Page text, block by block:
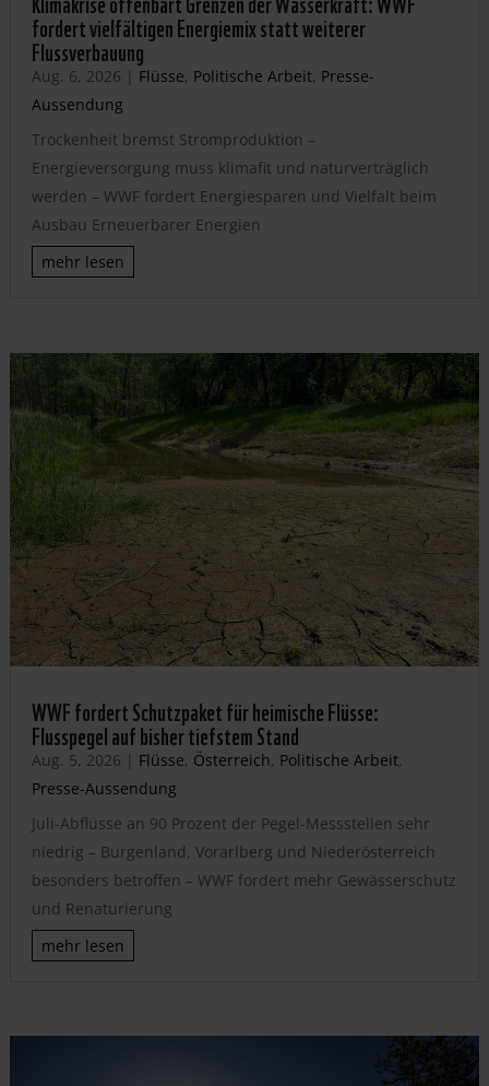
fordert vielfältigen Energiemix statt weiterer
Flussverbauung
Aug. 6, 2026 | Flüsse, Politische Arbeit, Presse-
Aussendung
Trockenheit bremst Stromproduktion –
Energieversorgung muss klimafit und naturverträglich
werden – WWF fordert Energiesparen und Vielfalt beim
Ausbau Erneuerbarer Energien
mehr lesen
WWF fordert Schutzpaket für heimische Flüsse:
Flusspegel auf bisher tiefstem Stand
Aug. 5, 2026 | Flüsse, Österreich, Politische Arbeit,
Presse-Aussendung
Juli-Abflüsse an 90 Prozent der Pegel-Messstellen sehr
niedrig – Burgenland, Vorarlberg und Niederösterreich
besonders betroffen – WWF fordert mehr Gewässerschutz
und Renaturierung
mehr lesen